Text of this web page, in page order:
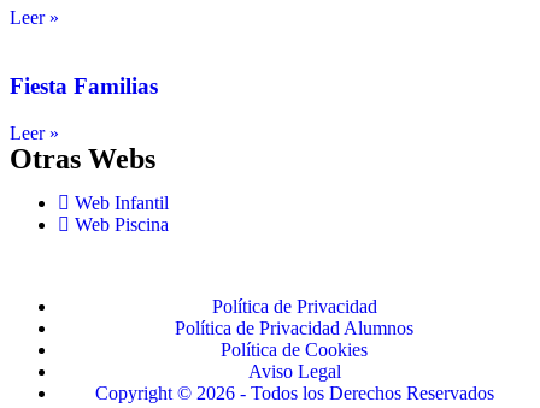
Leer »
Fiesta Familias
Leer »
Otras Webs
Web Infantil
Web Piscina
Política de Privacidad
Política de Privacidad Alumnos
Política de Cookies
Aviso Legal
Copyright © 2026 - Todos los Derechos Reservados